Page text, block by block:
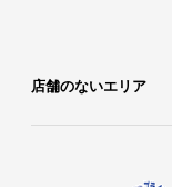
店舗のないエリア